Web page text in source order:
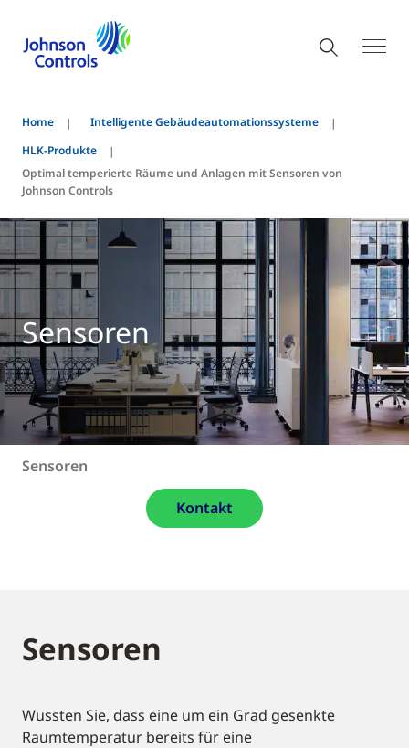
Home
Intelligente Gebäudeautomationssysteme
HLK-Produkte
Optimal temperierte Räume und Anlagen mit Sensoren von
Johnson Controls
Sensoren
Sensoren
Kontakt
Sensoren
Wussten Sie, dass eine um ein Grad gesenkte
Raumtemperatur bereits für eine